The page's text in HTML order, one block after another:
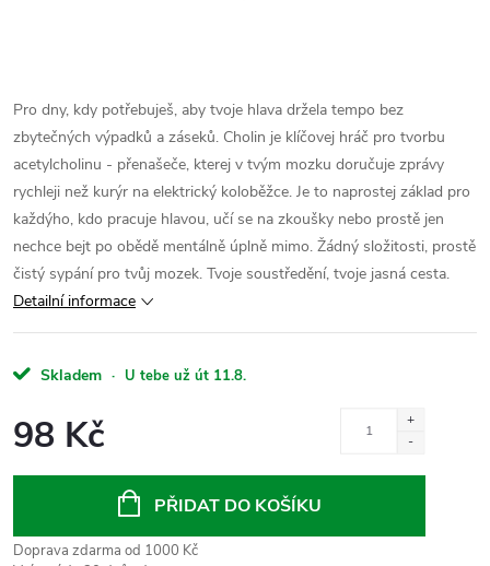
Pro dny, kdy potřebuješ, aby tvoje hlava držela tempo bez
zbytečných výpadků a záseků. Cholin je klíčovej hráč pro tvorbu
acetylcholinu - přenašeče, kterej v tvým mozku doručuje zprávy
rychleji než kurýr na elektrický koloběžce. Je to naprostej základ pro
každýho, kdo pracuje hlavou, učí se na zkoušky nebo prostě jen
nechce bejt po obědě mentálně úplně mimo. Žádný složitosti, prostě
čistý sypání pro tvůj mozek. Tvoje soustředění, tvoje jasná cesta.
Detailní informace
Skladem · U tebe už út 11.8.
98 Kč
PŘIDAT DO KOŠÍKU
Doprava zdarma od 1000 Kč